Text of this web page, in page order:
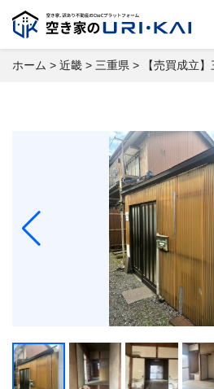
ホーム > 近畿 > 三重県 > 【売買成立